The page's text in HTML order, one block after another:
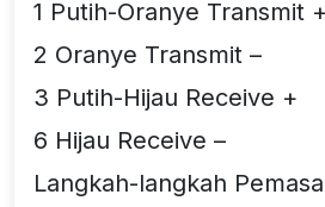
1 Putih-Oranye Transmit +
2 Oranye Transmit –
3 Putih-Hijau Receive +
6 Hijau Receive –
Langkah-langkah